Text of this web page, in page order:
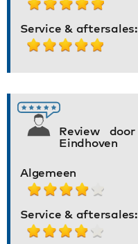
Service & aftersales:
Review
Eindhoven
Algemeen
Service & aftersales: